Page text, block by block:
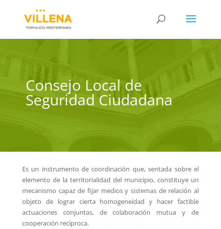
Consejo Local de
Seguridad Ciudadana
Es un instrumento de coordinación que, sentada sobre el
elemento de la territorialidad del municipio, constituye un
mecanismo capaz de fijar medios y sistemas de relación al
objeto de lograr cierta homogeneidad y hacer factible
actuaciones conjuntas, de colaboración mutua y de
cooperación recíproca.